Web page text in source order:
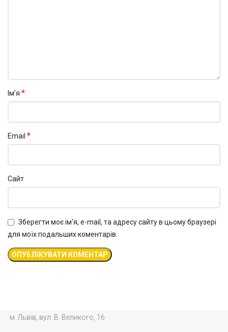
Ім'я *
Email *
Сайт
Зберегти моє ім'я, e-mail, та адресу сайту в цьому браузері
для моїх подальших коментарів.
м. Львів, вул. В. Великого, 16